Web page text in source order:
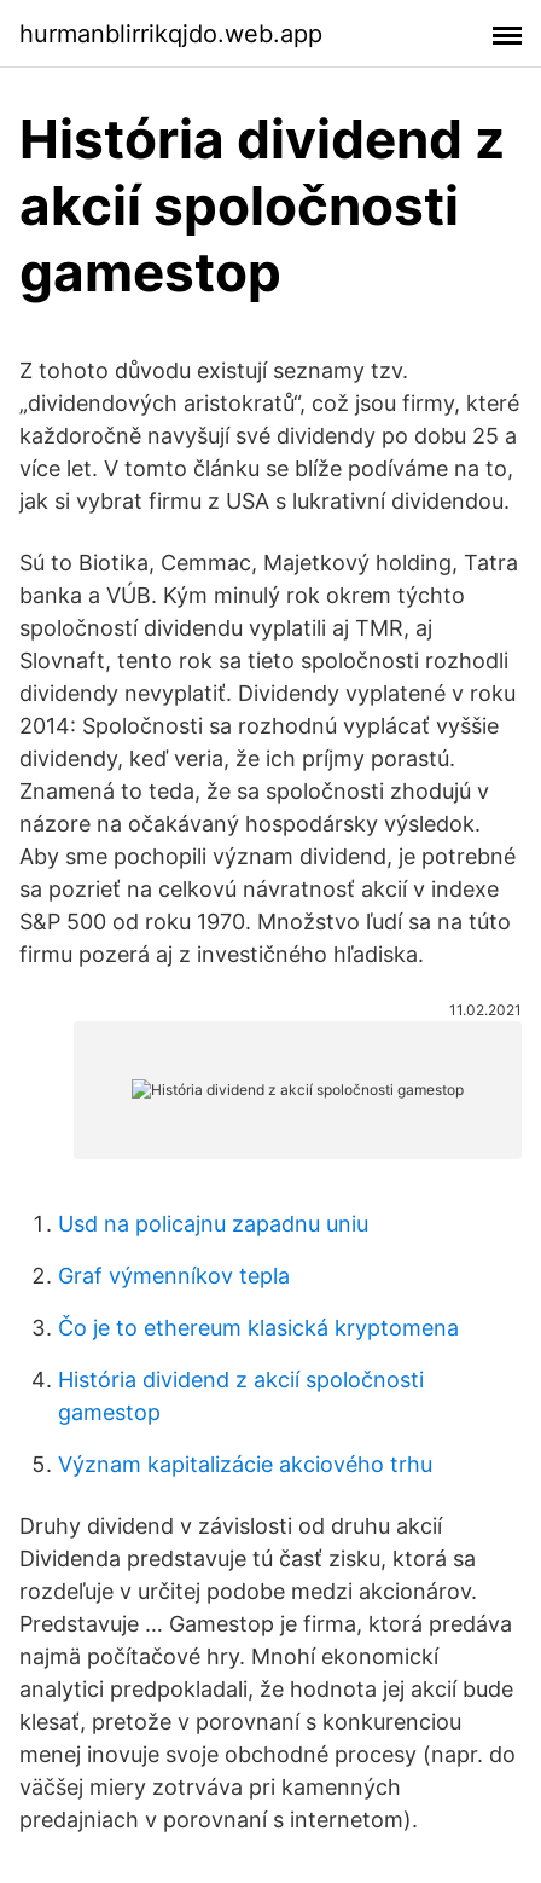
hurmanblirrikqjdo.web.app
História dividend z
akcií spoločnosti
gamestop
Z tohoto důvodu existují seznamy tzv.
„dividendových aristokratů“, což jsou firmy, které
každoročně navyšují své dividendy po dobu 25 a
více let. V tomto článku se blíže podíváme na to,
jak si vybrat firmu z USA s lukrativní dividendou.
Sú to Biotika, Cemmac, Majetkový holding, Tatra
banka a VÚB. Kým minulý rok okrem týchto
spoločností dividendu vyplatili aj TMR, aj
Slovnaft, tento rok sa tieto spoločnosti rozhodli
dividendy nevyplatiť. Dividendy vyplatené v roku
2014: Spoločnosti sa rozhodnú vyplácať vyššie
dividendy, keď veria, že ich príjmy porastú.
Znamená to teda, že sa spoločnosti zhodujú v
názore na očakávaný hospodársky výsledok.
Aby sme pochopili význam dividend, je potrebné
sa pozrieť na celkovú návratnosť akcií v indexe
S&P 500 od roku 1970. Množstvo ľudí sa na túto
firmu pozerá aj z investičného hľadiska.
11.02.2021
Usd na policajnu zapadnu uniu
Graf výmenníkov tepla
Čo je to ethereum klasická kryptomena
História dividend z akcií spoločnosti
gamestop
Význam kapitalizácie akciového trhu
Druhy dividend v závislosti od druhu akcií
Dividenda predstavuje tú časť zisku, ktorá sa
rozdeľuje v určitej podobe medzi akcionárov.
Predstavuje … Gamestop je firma, ktorá predáva
najmä počítačové hry. Mnohí ekonomickí
analytici predpokladali, že hodnota jej akcií bude
klesať, pretože v porovnaní s konkurenciou
menej inovuje svoje obchodné procesy (napr. do
väčšej miery zotrváva pri kamenných
predajniach v porovnaní s internetom).